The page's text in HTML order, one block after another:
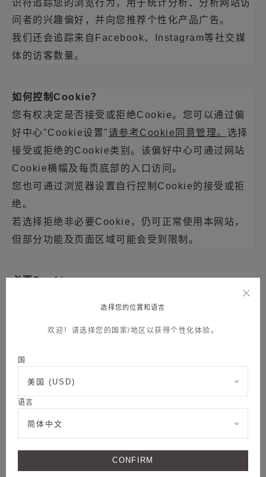
识符追踪您的浏览行为，用于统计分析、分析网站访
问者的兴趣偏好，并向您推荐个性化产品广告。
我们还会追踪来自 Facebook、 Instagram等社交媒
体的访客数量。
如何控制 Cookie？
您有权决定是否接受或拒绝Cookie。您可以通过偏
好中心"Cookie设置"请参考Cookie 同意管理。 选择
接受或拒绝的Cookie类别。该偏好中心可通过网站
Cookie横幅及每页底部的入口访问。
您也可通过浏览器设置自行控制 Cookie的接受或拒
绝。
若选择拒绝非必要Cookie ，仍可正常使用本网站，
但部分功能及页面区域可能会受到限制。
必要Cookie：
分析与个性化
广告 Cookie
此类Cookie使广告内容更贴合用户需求，主要功能
包括：提高广告相关性，避免重复展示，确保广告正
选择您的位置和语言
欢迎！请选择您的国家/地区以获得个性化体验。
国
美国 (USD)
语言
简体中文
CONFIRM